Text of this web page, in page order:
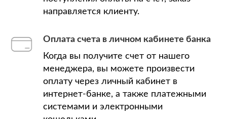
направляется клиенту.
Оплата счета в личном кабинете банка
Когда вы получите счет от нашего
менеджера, вы можете произвести
оплату через личный кабинет в
интернет-банке, а также платежными
системами и электронными